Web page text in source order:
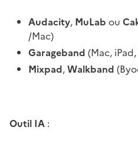
Audacity, MuLab ou
/Mac)
Garageband (Mac,
Mixpad,Walkband
Outil IA :